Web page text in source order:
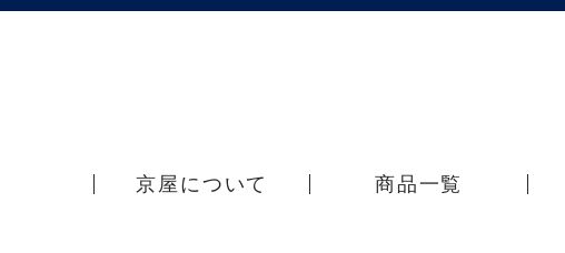
京屋について 商品一覧